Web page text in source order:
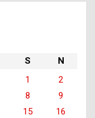
S
N
1
2
8
9
15
16